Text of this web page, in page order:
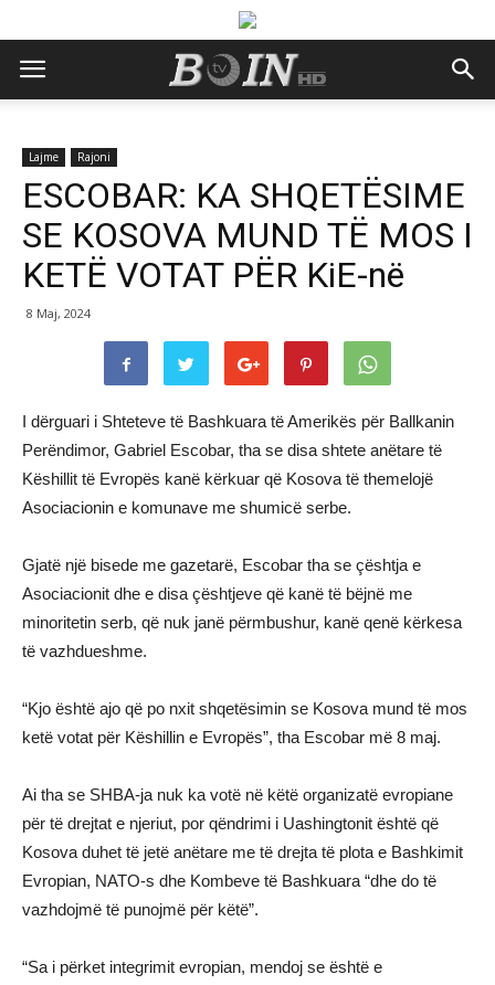
Lajme Rajoni
ESCOBAR: KA SHQETËSIME
SE KOSOVA MUND TË MOS I
KETË VOTAT PËR KiE-në
8 Maj, 2024
I dërguari i Shteteve të Bashkuara të Amerikës për Ballkanin
Perëndimor, Gabriel Escobar, tha se disa shtete anëtare të
Këshillit të Evropës kanë kërkuar që Kosova të themelojë
Asociacionin e komunave me shumicë serbe.
Gjatë një bisede me gazetarë, Escobar tha se çështja e
Asociacionit dhe e disa çështjeve që kanë të bëjnë me
minoritetin serb, që nuk janë përmbushur, kanë qenë kërkesa
të vazhdueshme.
“Kjo është ajo që po nxit shqetësimin se Kosova mund të mos
ketë votat për Këshillin e Evropës”, tha Escobar më 8 maj.
Ai tha se SHBA-ja nuk ka votë në këtë organizatë evropiane
për të drejtat e njeriut, por qëndrimi i Uashingtonit është që
Kosova duhet të jetë anëtare me të drejta të plota e Bashkimit
Evropian, NATO-s dhe Kombeve të Bashkuara “dhe do të
vazhdojmë të punojmë për këtë”.
“Sa i përket integrimit evropian, mendoj se është e